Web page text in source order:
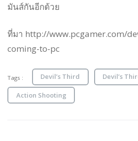
มันส์กันอีกด้วย
ที่มา http://www.pcgamer.com/
coming-to-pc
Tags : Devil’s Third Devil’s
Action Shooting